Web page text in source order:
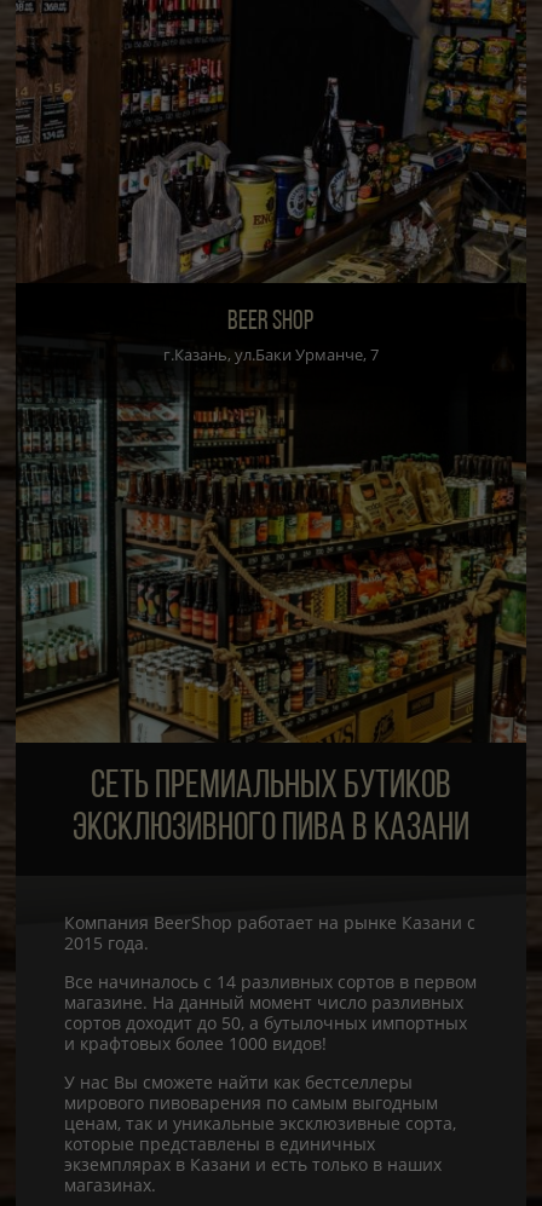
BEER SHOP
г.Казань, ул.Баки Урманче, 7
СЕТЬ ПРЕМИАЛЬНЫХ БУТИКОВ
ЭКСКЛЮЗИВНОГО ПИВА В КАЗАНИ
Компания BeerShop работает на рынке Казани с
2015 года.
Все начиналось с 14 разливных сортов в первом
магазине. На данный момент число разливных
сортов доходит до 50, а бутылочных импортных
и крафтовых более 1000 видов!
У нас Вы сможете найти как бестселлеры
мирового пивоварения по самым выгодным
ценам, так и уникальные эксклюзивные сорта,
которые представлены в единичных
экземплярах в Казани и есть только в наших
магазинах.